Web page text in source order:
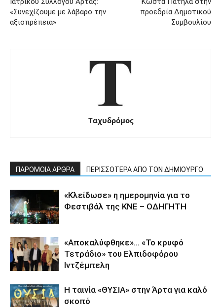
«Συνεχίζουμε με λάβαρο την
αξιοπρέπεια»
προεδρία Δημοτικού
Συμβουλίου
Ταχυδρόμος
ΠΑΡΟΜΟΙΑ ΑΡΘΡΑ ΠΕΡΙΣΣΟΤΕΡΑ ΑΠΟ ΤΟΝ ΔΗΜΙΟΥΡΓΟ
«Κλείδωσε» η ημερομηνία για το
Φεστιβάλ της ΚΝΕ – ΟΔΗΓΗΤΗ
«Αποκαλύφθηκε»… «Το κρυφό
Τετράδιο» του Ελπιδοφόρου
Ιντζέμπελη
Η ταινία «ΘΥΣΙΑ» στην Άρτα για καλό
σκοπό